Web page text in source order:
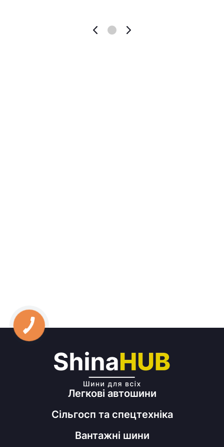
Легкові автошини
Сільгосп та спецтехніка
Вантажні шини